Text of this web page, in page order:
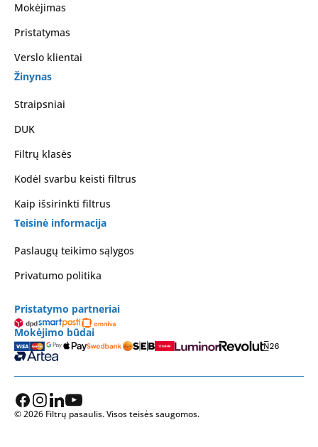
Mokėjimas
Pristatymas
Verslo klientai
Žinynas
Straipsniai
DUK
Filtrų klasės
Kodėl svarbu keisti filtrus
Kaip išsirinkti filtrus
Teisinė informacija
Paslaugų teikimo sąlygos
Privatumo politika
Pristatymo partneriai
Mokėjimo būdai
© 2026 Filtrų pasaulis. Visos teisės saugomos.